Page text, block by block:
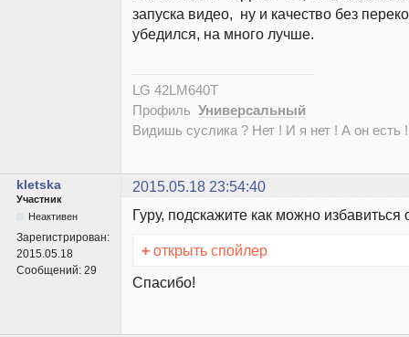
запуска видео, ну и качество без
убедился, на много лучше.
LG 42LM640T
Профиль Универсальный
Видишь суслика ? Нет ! И я нет ! А он есть
kletska 2015.05.18 23:54:40
Участник
Неактивен
Зарегистрирован:
2015.05.18
Сообщений: 29
Гуру, подскажите как можно избавиться
+ открыть спойлер
Спасибо!